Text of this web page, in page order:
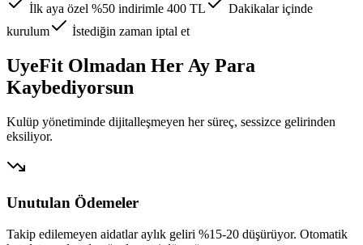
İlk aya özel %50 indirimle 400 TL
Dakikalar içinde
kurulum
İstediğin zaman iptal et
UyeFit Olmadan Her Ay Para
Kaybediyorsun
Kulüp yönetiminde dijitalleşmeyen her süreç, sessizce gelirinden
eksiliyor.
Unutulan Ödemeler
Takip edilemeyen aidatlar aylık geliri %15-20 düşürüyor. Otomatik